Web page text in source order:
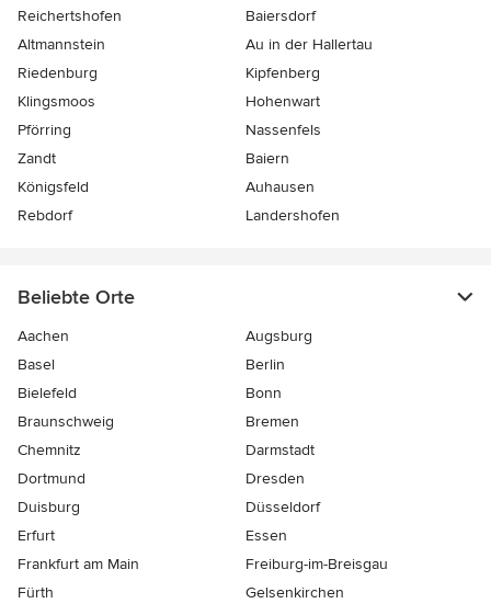
Reichertshofen
Baiersdorf
Altmannstein
Au in der Hallertau
Riedenburg
Kipfenberg
Klingsmoos
Hohenwart
Pförring
Nassenfels
Zandt
Baiern
Königsfeld
Auhausen
Rebdorf
Landershofen
Beliebte Orte
Aachen
Augsburg
Basel
Berlin
Bielefeld
Bonn
Braunschweig
Bremen
Chemnitz
Darmstadt
Dortmund
Dresden
Duisburg
Düsseldorf
Erfurt
Essen
Frankfurt am Main
Freiburg-im-Breisgau
Fürth
Gelsenkirchen